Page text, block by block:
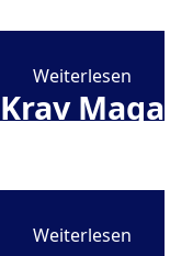
Weiterlesen
Krav Maga
Weiterlesen